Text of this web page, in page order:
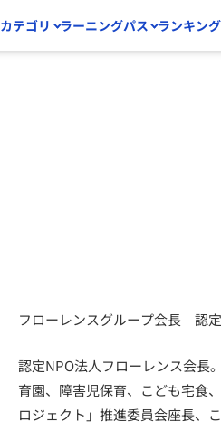
カテゴリ ラーニングパス ランキング
フローレンスグループ会長 認
認定NPO法人フローレンス会長
育園、障害児保育、こども宅食
ロジェクト」推進委員会座長、